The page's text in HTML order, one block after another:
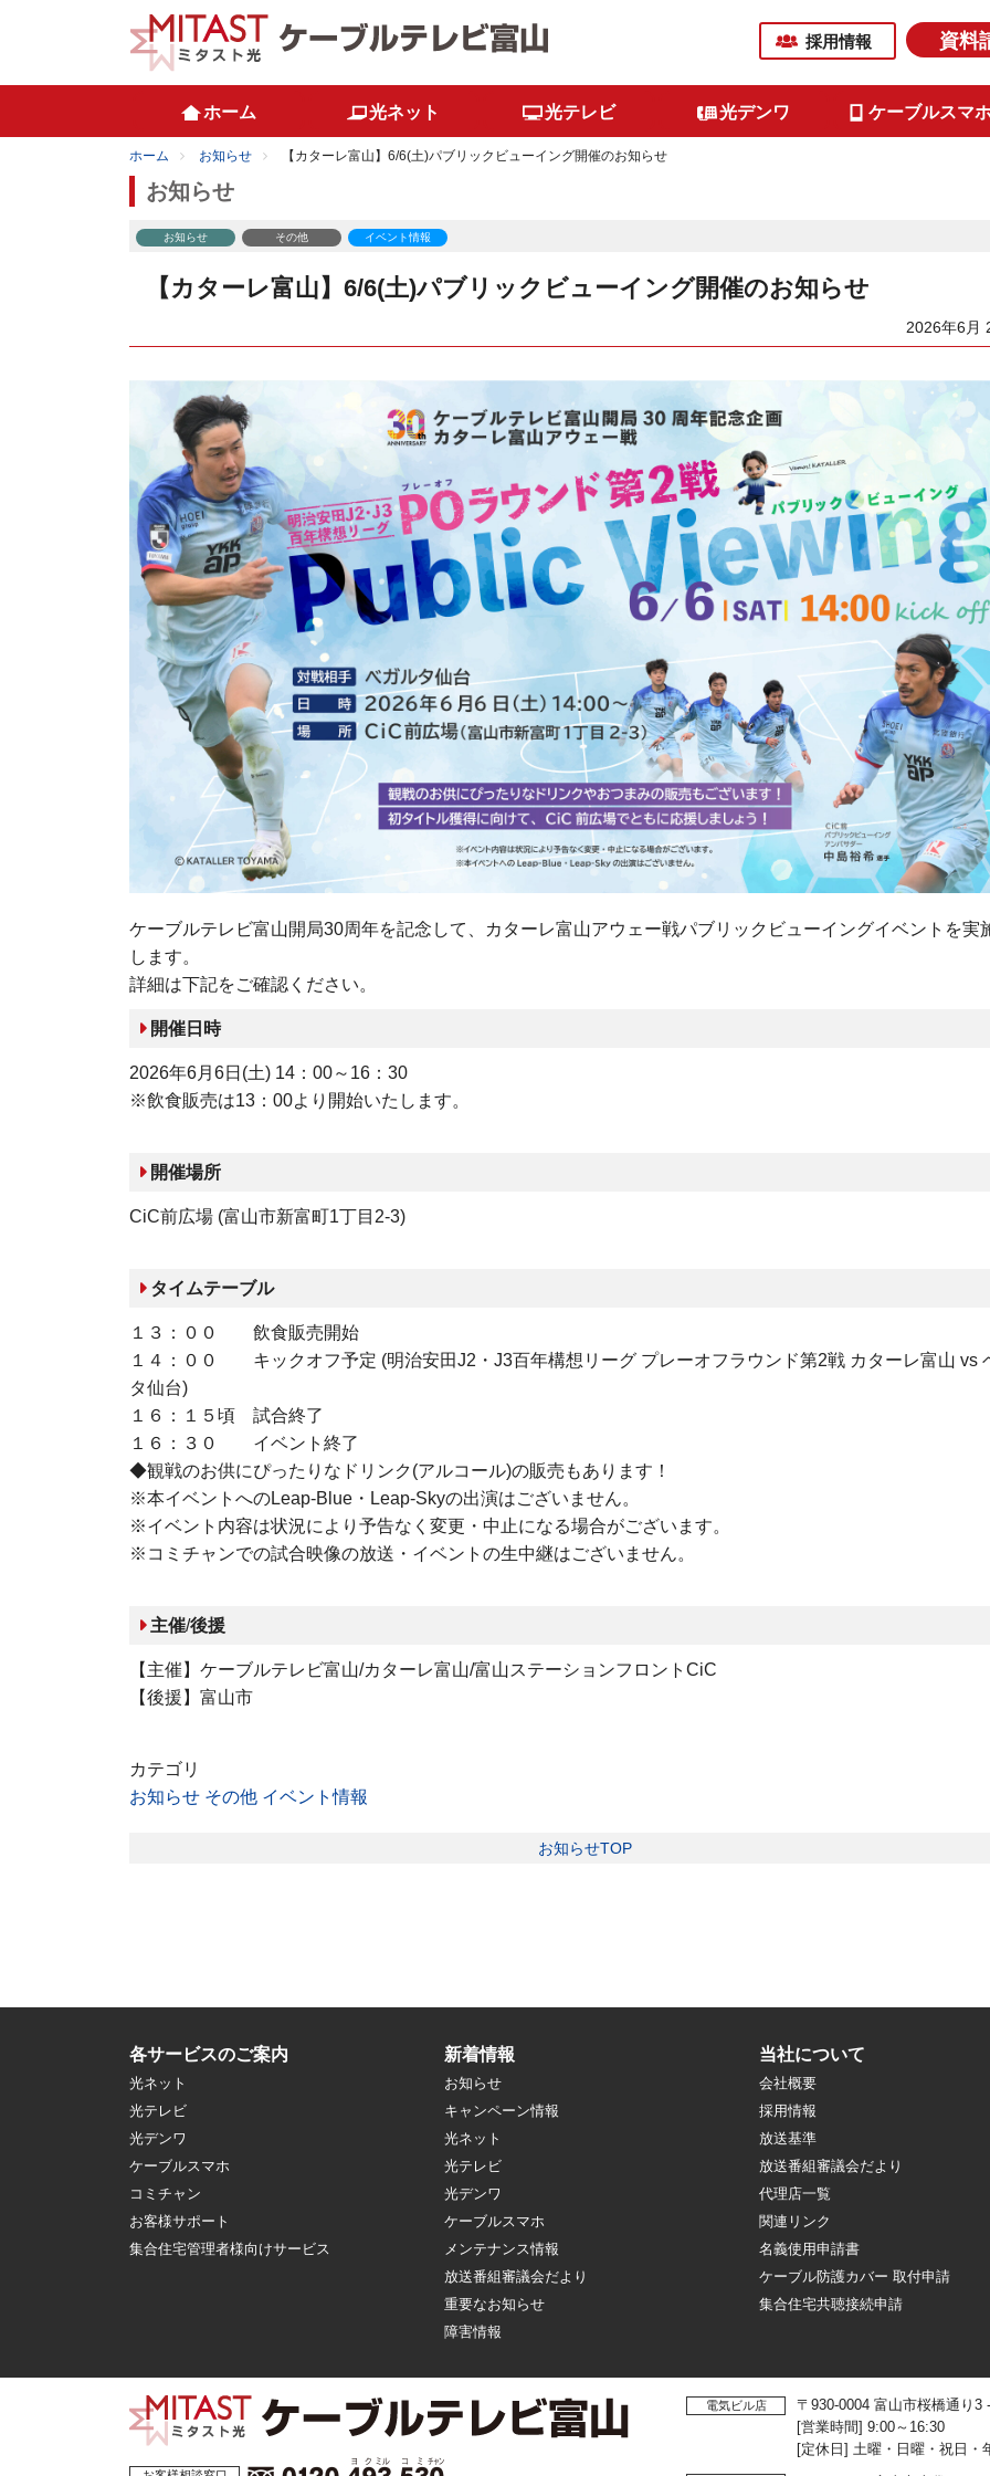
採用情報 資料
ホーム 光ネット 光テレビ 光デンワ ケーブルスマ
ホーム お知らせ 【カターレ富山】6/6(土)パブリックビューイング開催のお知らせ
お知らせ
お知らせ その他 イベント情報
【カターレ富山】6/6(土)パブリックビューイング開催のお知らせ
2026年6月
ケーブルテレビ富山開局30周年を記念して、カターレ富山アウェー戦パブリックビューイングイベントを実
します。
詳細は下記をご確認ください。
開催日時
2026年6月6日 (土) 14 ：00～16 ： 30
※飲食販売は13：00より開始いたします。
開催場所
CiC前広場 (富山市新富町1丁目 2-3)
タイムテーブル
１３：００ 飲食販売開始
１４：００ キックオフ予定 (明治安田J2・J3百年構想リーグ プレーオフラウンド第2戦 カターレ富山 vs
タ仙台)
１６：１５頃 試合終了
１６：３０ イベント終了
◆観戦のお供にぴったりなドリンク(アルコール)の販売もあります！
※本イベントへのLeap-Blue・Leap-Skyの出演はございません。
※イベント内容は状況により予告なく変更・中止になる場合がございます。
※コミチャンでの試合映像の放送・イベントの生中継はございません。
主催/後援
【主催】ケーブルテレビ富山/カターレ富山/富山ステーションフロント CiC
【後援】富山市
カテゴリ
お知らせ その他 イベント情報
お知らせTOP
各サービスのご案内
光ネット
光テレビ
光デンワ
ケーブルスマホ
コミチャン
お客様サポート
集合住宅管理者様向けサービス
新着情報
お知らせ
キャンペーン情報
光ネット
光テレビ
光デンワ
ケーブルスマホ
メンテナンス情報
放送番組審議会だより
重要なお知らせ
障害情報
当社について
会社概要
採用情報
放送基準
放送番組審議会だより
代理店一覧
関連リンク
名義使用申請書
ケーブル防護カバー 取付申請
集合住宅共聴接続申請
電気ビル店
〒930-0004 富山市桜橋通り3
[営業時間] 9:00～16:30
[定休日] 土曜・日曜・祝日・